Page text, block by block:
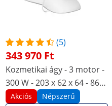
(5)
343 970 Ft
Kozmetikai ágy - 3 motor -
300 W - 203 x 62 x 64 - 86
cm - 150 kg - fehér
Akciós Népszerű